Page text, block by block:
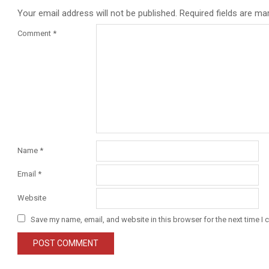
Your email address will not be published. Required fields are
Comment *
Name *
Email *
Website
Save my name, email, and website in this browser for the next time I